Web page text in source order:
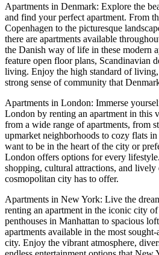
Apartments in Denmark: Explore the
and find your perfect apartment. From
Copenhagen to the picturesque
there are apartments available
the Danish way of life in these modern
feature open floor plans, Scandinavian
living. Enjoy the high standard of
strong sense of community that
Apartments in London: Immerse
London by renting an apartment in this
from a wide range of apartments, from
upmarket neighborhoods to cozy flats
want to be in the heart of the city or
London offers options for every
shopping, cultural attractions, and lively
cosmopolitan city has to offer.
Apartments in New York: Live the
renting an apartment in the iconic city
penthouses in Manhattan to spacious
apartments available in the most
city. Enjoy the vibrant atmosphere,